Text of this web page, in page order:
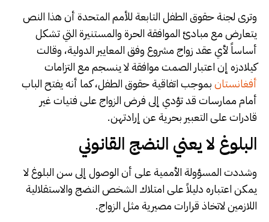
وترى لجنة حقوق الطفل التابعة للأمم المتحدة أن هذا النص
يتعارض مع مبادئ الموافقة الحرة والمستنيرة التي تشكل
أساساً لأي عقد زواج مشروع وفق المعايير الدولية، وقالت
كيلادزه إن اعتبار الصمت موافقة لا ينسجم مع التزامات
أفغانستانبموجب اتفاقية حقوق الطفل، كما أنه يفتح الباب
أمام ممارسات قد تؤدي إلى فرض الزواج على فتيات غير
قادرات على التعبير بحرية عن إرادتهن.
البلوغ لا يعني النضج القانوني
وشددت المسؤولة الأممية على أن الوصول إلى سن البلوغ لا
يمكن اعتباره دليلاً على امتلاك الشخص النضج والاستقلالية
اللازمين لاتخاذ قرارات مصيرية مثل الزواج.